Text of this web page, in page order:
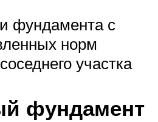
фундамента с
норм
участка
фундамент